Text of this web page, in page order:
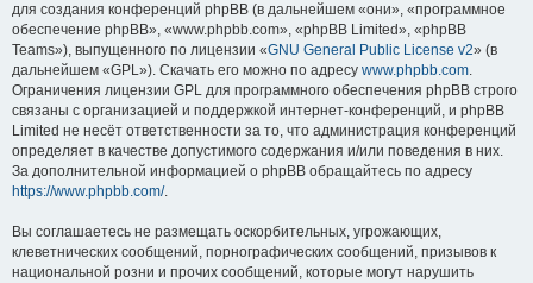
для создания конференций phpBB (в дальнейшем «они», «программное
обеспечение phpBB», «www.phpbb.com», «phpBB Limited», «phpBB
Teams»), выпущенного по лицензии «GNU General Public License v2» (в
дальнейшем «GPL»). Скачать его можно по адресу www.phpbb.com.
Ограничения лицензии GPL для программного обеспечения phpBB строго
связаны с организацией и поддержкой интернет-конференций, и phpBB
Limited не несёт ответственности за то, что администрация конференций
определяет в качестве допустимого содержания и/или поведения в них.
За дополнительной информацией о phpBB обращайтесь по адресу
https://www.phpbb.com/.
Вы соглашаетесь не размещать оскорбительных, угрожающих,
клеветнических сообщений, порнографических сообщений, призывов к
национальной розни и прочих сообщений, которые могут нарушить